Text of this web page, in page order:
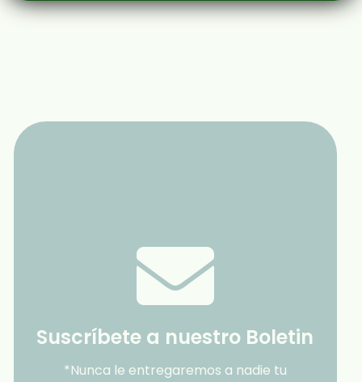
Suscríbete a nuestro Boletin
*Nunca le entregaremos a nadie tu